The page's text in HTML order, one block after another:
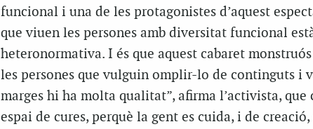
funcional i una de les protagonistes d’aquest
que viuen les persones amb diversitat funcional
heteronormativa. I és que aquest cabaret
les persones que vulguin omplir-lo de continguts i
marges hi ha molta qualitat”, afirma l’activista,
espai de cures, perquè la gent es cuida, i de